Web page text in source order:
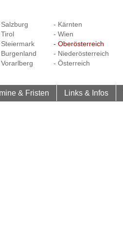
- Kärnten
- Wien
- Oberösterreich
- Niederösterreich
- Österreich
& Fristen Links & Infos